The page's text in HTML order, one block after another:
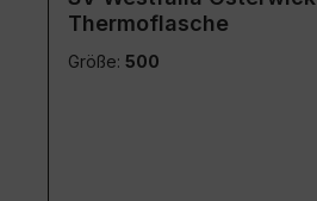
Thermoflasche
Größe: 500